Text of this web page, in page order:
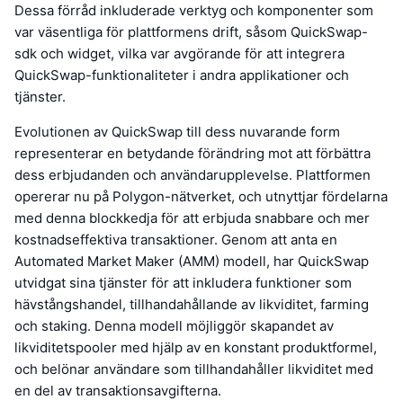
Dessa förråd inkluderade verktyg och komponenter som
var väsentliga för plattformens drift, såsom QuickSwap-
sdk och widget, vilka var avgörande för att integrera
QuickSwap-funktionaliteter i andra applikationer och
tjänster.
Evolutionen av QuickSwap till dess nuvarande form
representerar en betydande förändring mot att förbättra
dess erbjudanden och användarupplevelse. Plattformen
opererar nu på Polygon-nätverket, och utnyttjar fördelarna
med denna blockkedja för att erbjuda snabbare och mer
kostnadseffektiva transaktioner. Genom att anta en
Automated Market Maker (AMM) modell, har QuickSwap
utvidgat sina tjänster för att inkludera funktioner som
hävstångshandel, tillhandahållande av likviditet, farming
och staking. Denna modell möjliggör skapandet av
likviditetspooler med hjälp av en konstant produktformel,
och belönar användare som tillhandahåller likviditet med
en del av transaktionsavgifterna.